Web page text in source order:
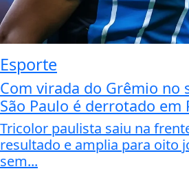
Esporte
Com virada do Grêmio no
São Paulo é derrotado em
Tricolor paulista saiu na
resultado e amplia para oito
sem...